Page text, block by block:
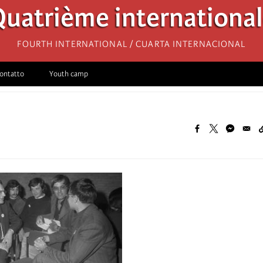
Fourth International / Cuarta Internacional
Youth camp